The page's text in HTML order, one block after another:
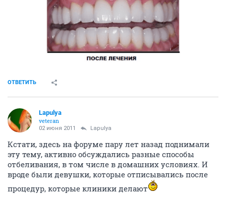
ОТВЕТИТЬ
Lapulya
veteran
02 июня 2011 Lapulya
Кстати, здесь на форуме пару лет назад поднимали
эту тему, активно обсуждались разные способы
отбеливания, в том числе в домашних условиях. И
вроде были девушки, которые отписывались после
процедур, которые клиники делают